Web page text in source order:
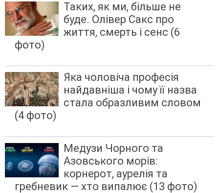
Таких, як ми, більше не
буде. Олівер Сакс про
життя, смерть і сенс (6
фото)
Яка чоловіча професія
найдавніша і чому її назва
стала образливим словом
(4 фото)
Медузи Чорного та
Азовського морів:
корнерот, аурелія та
гребневик — хто випалює (13 фото)